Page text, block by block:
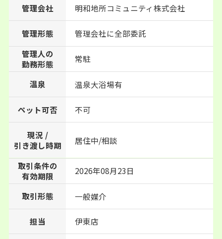
管理会社 明和地所コミュニティ株式会社
管理形態
管理会社に全部委託
管理人の
勤務形態
常駐
温泉 温泉大浴場有
ペット可否 不可
現況 /
引き渡し時期
居住中/相談
取引条件の
有効期限
2026年08月23日
取引形態 一般媒介
担当 伊東店